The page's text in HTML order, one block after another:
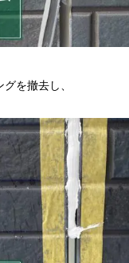
を撤去し、